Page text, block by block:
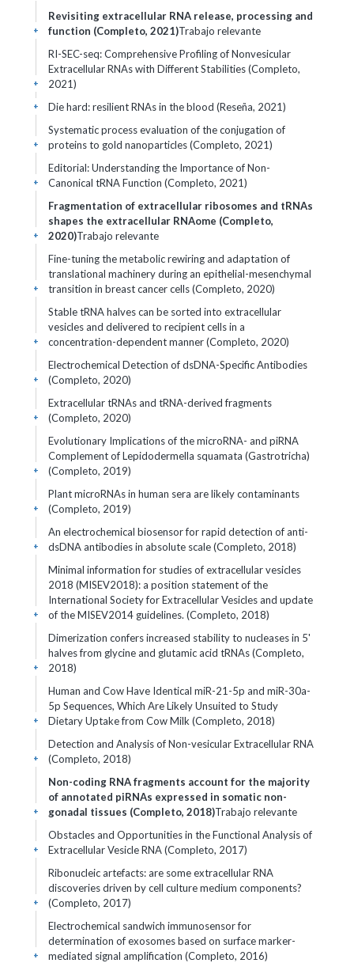
Revisiting extracellular RNA release, processing and
function (Completo, 2021)Trabajo relevante
+
RI-SEC-seq: Comprehensive Profiling of Nonvesicular
Extracellular RNAs with Different Stabilities (Completo,
2021)
+
Die hard: resilient RNAs in the blood (Reseña, 2021)
+
Systematic process evaluation of the conjugation of
proteins to gold nanoparticles (Completo, 2021)
+
Editorial: Understanding the Importance of Non-
Canonical tRNA Function (Completo, 2021)
+
Fragmentation of extracellular ribosomes and tRNAs
shapes the extracellular RNAome (Completo,
2020)Trabajo relevante
+
Fine-tuning the metabolic rewiring and adaptation of
translational machinery during an epithelial-mesenchymal
transition in breast cancer cells (Completo, 2020)
+
Stable tRNA halves can be sorted into extracellular
vesicles and delivered to recipient cells in a
concentration-dependent manner (Completo, 2020)
+
Electrochemical Detection of dsDNA-Specific Antibodies
(Completo, 2020)
+
Extracellular tRNAs and tRNA-derived fragments
(Completo, 2020)
+
Evolutionary Implications of the microRNA- and piRNA
Complement of Lepidodermella squamata (Gastrotricha)
(Completo, 2019)
+
Plant microRNAs in human sera are likely contaminants
(Completo, 2019)
+
An electrochemical biosensor for rapid detection of anti-
dsDNA antibodies in absolute scale (Completo, 2018)
+
Minimal information for studies of extracellular vesicles
2018 (MISEV2018): a position statement of the
International Society for Extracellular Vesicles and update
of the MISEV2014 guidelines. (Completo, 2018)
+
Dimerization confers increased stability to nucleases in 5'
halves from glycine and glutamic acid tRNAs (Completo,
2018)
+
Human and Cow Have Identical miR-21-5p and miR-30a-
5p Sequences, Which Are Likely Unsuited to Study
Dietary Uptake from Cow Milk (Completo, 2018)
+
Detection and Analysis of Non-vesicular Extracellular RNA
(Completo, 2018)
+
Non-coding RNA fragments account for the majority
of annotated piRNAs expressed in somatic non-
gonadal tissues (Completo, 2018)Trabajo relevante
+
Obstacles and Opportunities in the Functional Analysis of
Extracellular Vesicle RNA (Completo, 2017)
+
Ribonucleic artefacts: are some extracellular RNA
discoveries driven by cell culture medium components?
(Completo, 2017)
+
Electrochemical sandwich immunosensor for
determination of exosomes based on surface marker-
mediated signal amplification (Completo, 2016)
+